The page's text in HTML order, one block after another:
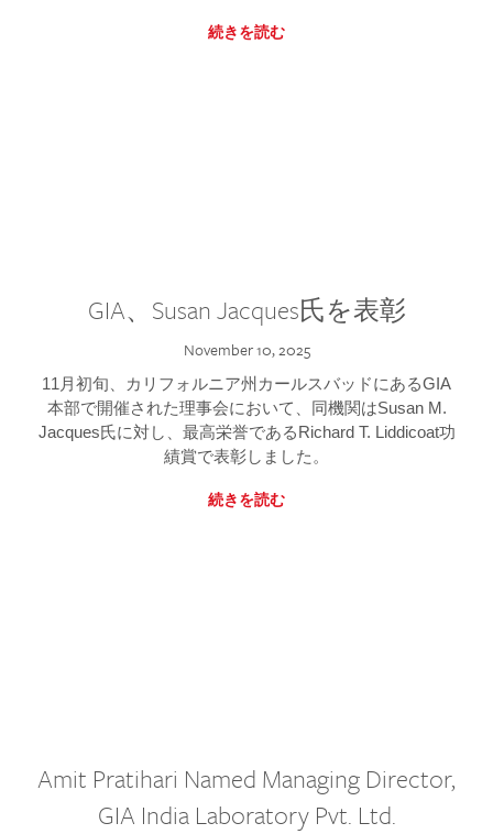
続きを読む
GIA、Susan Jacques氏を表彰
November 10, 2025
11月初旬、カリフォルニア州カールスバッドにあるGIA
本部で開催された理事会において、同機関はSusan M.
Jacques氏に対し、最高栄誉であるRichard T. Liddicoat功
績賞で表彰しました。
続きを読む
Amit Pratihari Named Managing Director,
GIA India Laboratory Pvt. Ltd.